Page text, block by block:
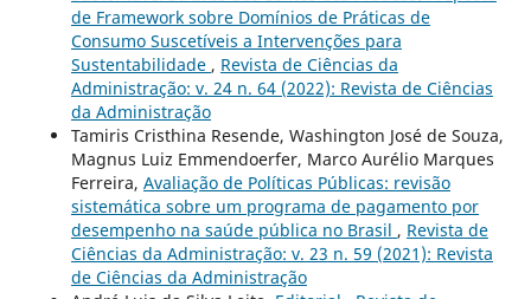
de Framework sobre Domínios de Práticas de
Consumo Suscetíveis a Intervenções para
Sustentabilidade , Revista de Ciências da
Administração: v. 24 n. 64 (2022): Revista de Ciências
da Administração
Tamiris Cristhina Resende, Washington José de Souza,
Magnus Luiz Emmendoerfer, Marco Aurélio Marques
Ferreira, Avaliação de Políticas Públicas: revisão
sistemática sobre um programa de pagamento por
desempenho na saúde pública no Brasil , Revista de
Ciências da Administração: v. 23 n. 59 (2021): Revista
de Ciências da Administração